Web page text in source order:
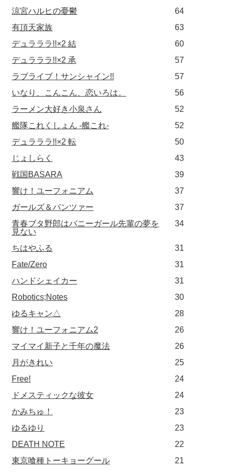
涼宮ハルヒの憂鬱
64
有頂天家族
63
デュラララ!!×2 結
60
デュラララ!!×2 承
57
ラブライブ！サンシャイン!!
57
いなり、こんこん、恋いろは。
56
ラーメン大好き小泉さん
52
艦隊これくしょん -艦これ-
52
デュラララ!!×2 転
50
じょしらく
43
戦国BASARA
39
響け！ユーフォニアム
37
ガールズ＆パンツァー
37
青春ブタ野郎はバニーガール先輩の夢を
見ない
34
ちはやふる
31
Fate/Zero
31
ハンドシェイカー
31
Robotics;Notes
30
ゆるキャン△
28
響け！ユーフォニアム2
26
マイマイ新子と千年の魔法
26
月がきれい
25
Free!
24
ドメスティックな彼女
24
かみちゅ！
23
ゆるゆり
23
DEATH NOTE
22
東京喰種トーキョーグール
21